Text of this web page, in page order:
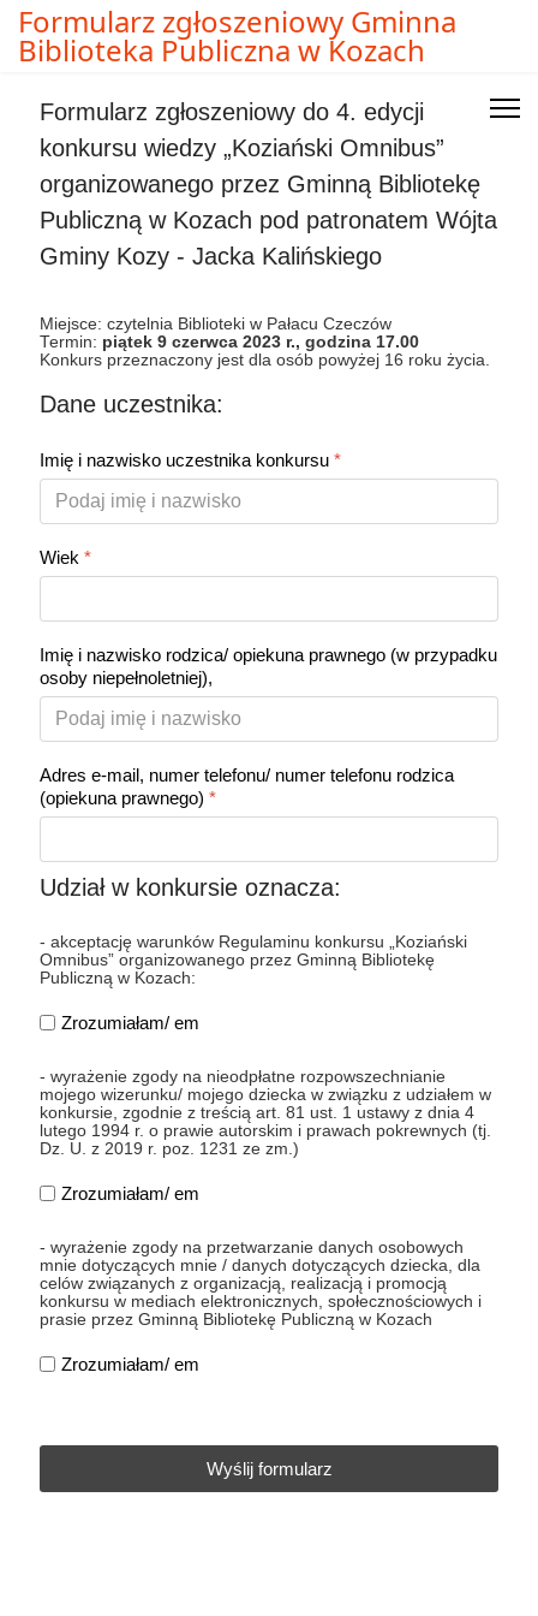
Formularz zgłoszeniowy Gminna
Biblioteka Publiczna w Kozach
Formularz zgłoszeniowy do 4. edycji
konkursu wiedzy „Koziański Omnibus”
organizowanego przez Gminną Bibliotekę
Publiczną w Kozach pod patronatem Wójta
Gminy Kozy - Jacka Kalińskiego
Miejsce: czytelnia Biblioteki w Pałacu Czeczów
Termin: piątek 9 czerwca 2023 r., godzina 17.00
Konkurs przeznaczony jest dla osób powyżej 16 roku życia.
Dane uczestnika:
Imię i nazwisko uczestnika konkursu *
Wiek *
Imię i nazwisko rodzica/ opiekuna prawnego (w przypadku
osoby niepełnoletniej),
Adres e-mail, numer telefonu/ numer telefonu rodzica
(opiekuna prawnego) *
Udział w konkursie oznacza:
- akceptację warunków Regulaminu konkursu „Koziański
Omnibus” organizowanego przez Gminną Bibliotekę
Publiczną w Kozach:
Zrozumiałam/ em
- wyrażenie zgody na nieodpłatne rozpowszechnianie
mojego wizerunku/ mojego dziecka w związku z udziałem w
konkursie, zgodnie z treścią art. 81 ust. 1 ustawy z dnia 4
lutego 1994 r. o prawie autorskim i prawach pokrewnych (tj.
Dz. U. z 2019 r. poz. 1231 ze zm.)
Zrozumiałam/ em
- wyrażenie zgody na przetwarzanie danych osobowych
mnie dotyczących mnie / danych dotyczących dziecka, dla
celów związanych z organizacją, realizacją i promocją
konkursu w mediach elektronicznych, społecznościowych i
prasie przez Gminną Bibliotekę Publiczną w Kozach
Zrozumiałam/ em
Wyślij formularz